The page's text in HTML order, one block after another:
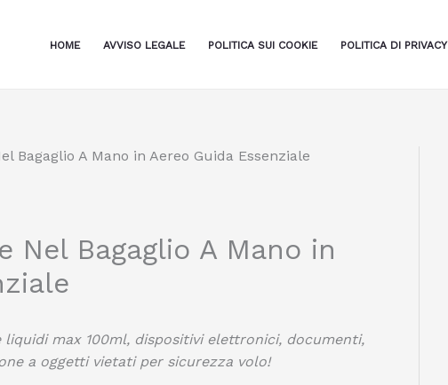
HOME AVVISO LEGALE POLITICA SUI COOKIE POLITICA DI PRIVACY
Bagaglio A Mano in Aereo Guida Essenziale
Nel Bagaglio A Mano in
max 100ml, dispositivi elettronici, documenti,
a oggetti vietati per sicurezza volo!